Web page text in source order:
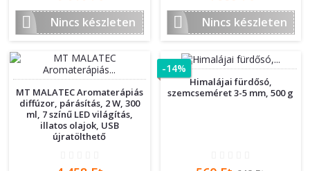
 Nincs készleten  Nincs készleten
MT MALATEC Aromaterápiás
diffúzor, párásítás, 2 W, 300
ml, 7 színű LED világítás,
illatos olajok, USB
újratölthető
Himalájai fürdősó,
szemcseméret 3-5 mm, 500 g
-14%